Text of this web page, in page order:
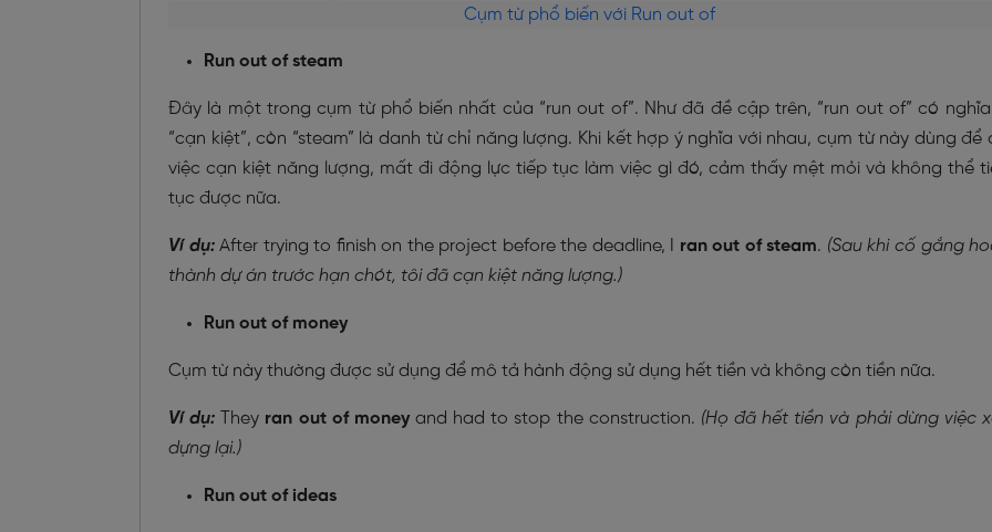
Cụm từ phổ biến với Run out of
Run out of steam
Đây là một trong cụm từ phổ biến nhất của “run out of”. Như đã đề cập trên, “run out of” có
“cạn kiệt”, còn “steam” là danh từ chỉ năng lượng. Khi kết hợp ý nghĩa với nhau, cụm từ này dùng để
việc cạn kiệt năng lượng, mất đi động lực tiếp tục làm việc gì đó, cảm thấy mệt mỏi và không thể
tục được nữa.
Ví dụ:After trying to finish on the project before the deadline, I ran out of steam. (Sau khi cố gắng
thành dự án trước hạn chót, tôi đã cạn kiệt năng lượng.)
Run out of money
Cụm từ này thường được sử dụng để mô tả hành động sử dụng hết tiền và không còn tiền nữa.
Ví dụ: They ran out of moneyand had to stop the construction. (Họ đã hết tiền và phải dừng việc
dựng lại.)
Run out of ideas